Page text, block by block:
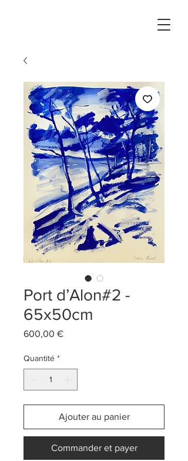
Port d’Alon#2 -
65x50cm
600,00 €Prix
Quantité *
Ajouter au panier
Commander et payer